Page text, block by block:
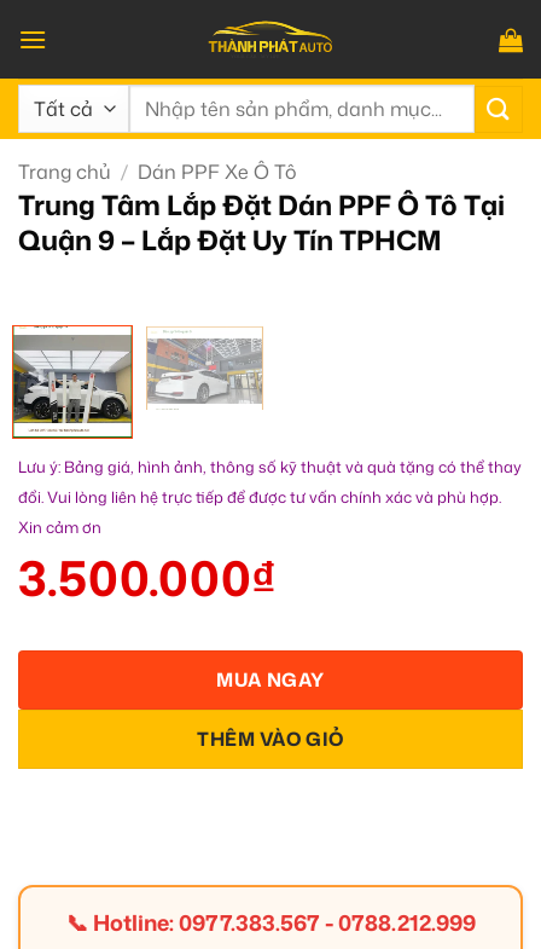
qua
nội
dung
Tìm
Trang chủ / Dán PPF Xe Ô Tô
Trung Tâm Lắp Đặt Dán PPF Ô Tô Tại
Quận 9 – Lắp Đặt Uy Tín TPHCM
Lưu ý: Bảng giá, hình ảnh, thông số kỹ thuật và quà tặng có thể thay
đổi. Vui lòng liên hệ trực tiếp để được tư vấn chính xác và phù hợp.
Xin cảm ơn
3.500.000₫
THÊM VÀO GIỎ
MUA NGAY
📞 Hotline:0977.383.567-0788.212.999